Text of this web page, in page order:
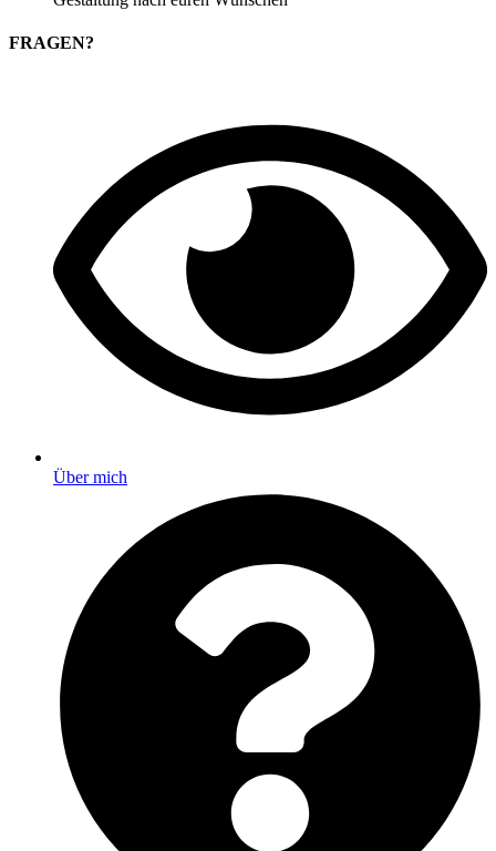
FRAGEN?
Über mich